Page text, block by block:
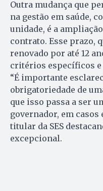
Outra mudança que
na gestão em saúde,
unidade, é a
contrato. Esse prazo,
renovado por até 12
critérios específicos e
“É importante
obrigatoriedade de
que isso passa a ser
governador, em
titular da SES
excepcional.